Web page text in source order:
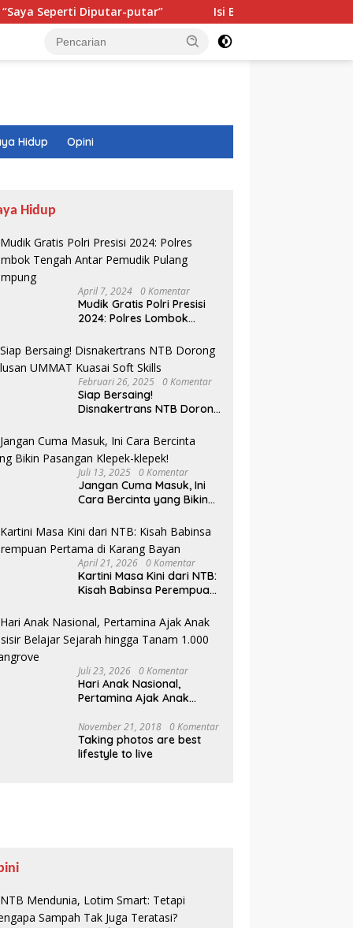
Diputar-putar” Isi Buku Pelajaran Akan Dirombak, Ini
Hidup Opini
Hidup
April 7, 2024 0 Komentar
Mudik Gratis Polri Presisi
2024: Polres Lombok
Pulang Kampung
Februari 26, 2025 0 Komentar
Siap Bersaing!
Disnakertrans NTB Dorong
Soft Skills
Juli 13, 2025 0 Komentar
Jangan Cuma Masuk, Ini
Cara Bercinta yang Bikin
April 21, 2026 0 Komentar
Kartini Masa Kini dari NTB:
Kisah Babinsa Perempuan
Juli 23, 2026 0 Komentar
Hari Anak Nasional,
Pertamina Ajak Anak
hingga Tanam 1.000
Mangrove
November 21, 2018 0 Komentar
Taking photos are best
lifestyle to live